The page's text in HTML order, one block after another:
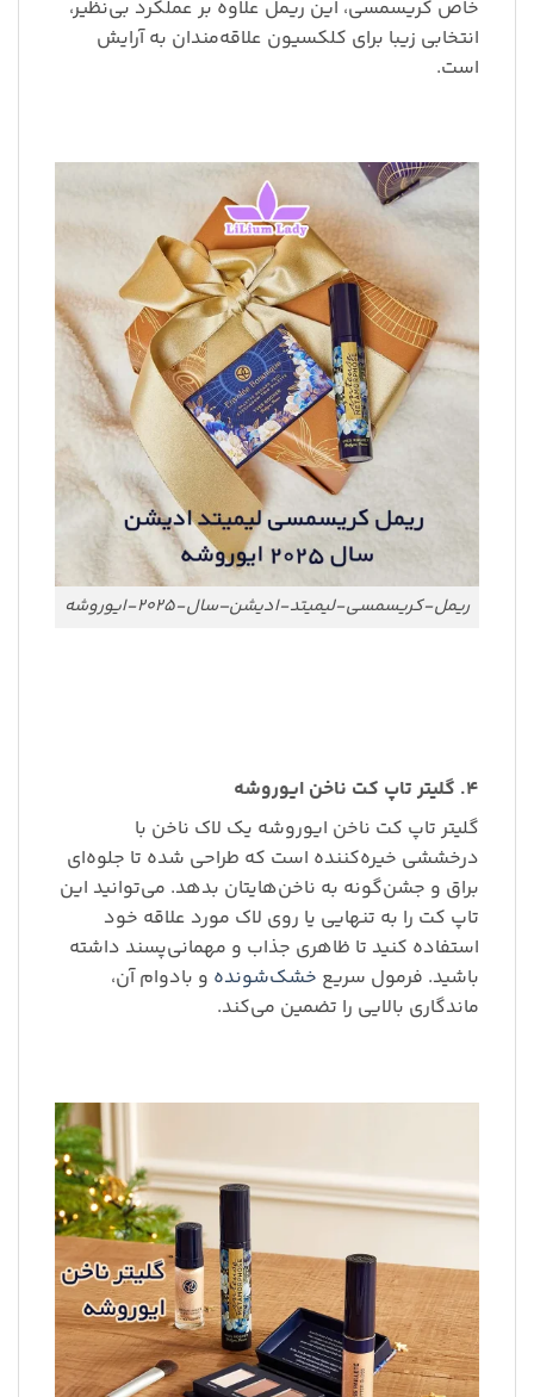
خاص کریسمسی، این ریمل علاوه بر عملکرد بی‌نظیر،
انتخابی زیبا برای کلکسیون علاقه‌مندان به آرایش
است.
ریمل-کریسمسی-لیمیتد-ادیشن–سال-۲۰۲۵-ایوروشه
۴. گلیتر تاپ کت ناخن ایوروشه
گلیتر تاپ کت ناخن ایوروشه یک لاک ناخن با
درخششی خیره‌کننده است که طراحی شده تا جلوه‌ای
براق و جشن‌گونه به ناخن‌هایتان بدهد. می‌توانید این
تاپ کت را به تنهایی یا روی لاک مورد علاقه خود
استفاده کنید تا ظاهری جذاب و مهمانی‌پسند داشته
باشید. فرمول سریع خشک‌شونده و بادوام آن،
ماندگاری بالایی را تضمین می‌کند.